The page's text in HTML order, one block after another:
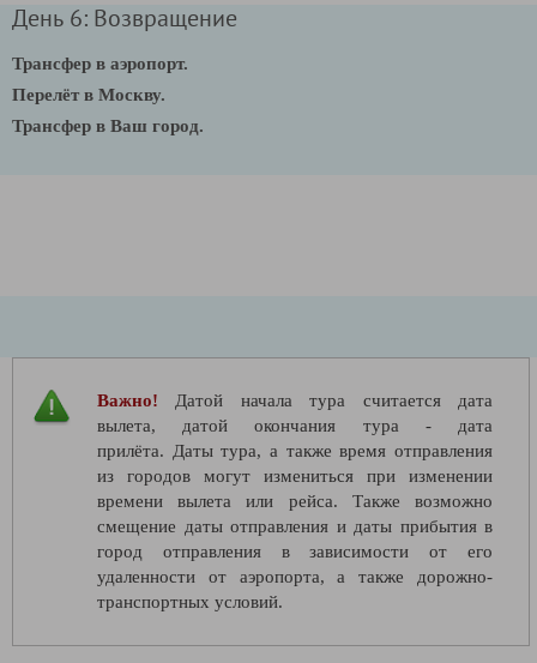
День 6: Возвращение
Трансфер в аэропорт.
Перелёт в Москву.
Трансфер в Ваш город.
Важно! Датой начала тура считается дата
вылета, датой окончания тура - дата
прилёта. Даты тура, а также время отправления
из городов могут измениться при изменении
времени вылета или рейса. Также возможно
смещение даты отправления и даты прибытия в
город отправления в зависимости от его
удаленности от аэропорта, а также дорожно-
транспортных условий.